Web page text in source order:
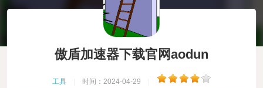
傲盾加速器下载官网aodun
工具 时间：2024-04-29